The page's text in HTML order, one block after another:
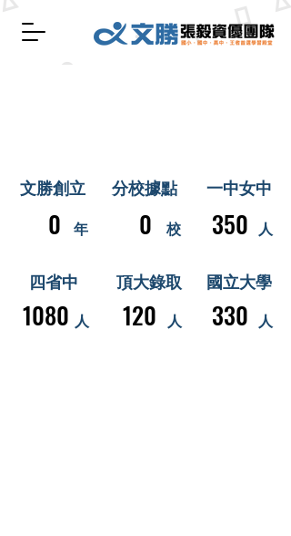
0
​文勝創立
年 0
分校據點
校 350
一中女中
人
1080
四省中
人 120
頂大錄取
人 330
國立大學
人